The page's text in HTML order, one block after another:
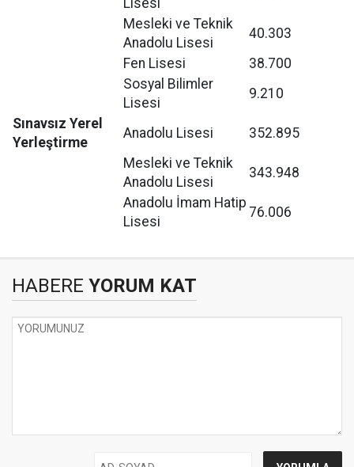
Mesleki ve Teknik
Anadolu Lisesi
40.303
Fen Lisesi
38.700
Sosyal Bilimler
Lisesi
9.210
Sınavsız Yerel
Yerleştirme
Anadolu Lisesi
352.895
Mesleki ve Teknik
Anadolu Lisesi
343.948
Anadolu İmam Hatip
Lisesi
76.006
HABERE YORUM KAT